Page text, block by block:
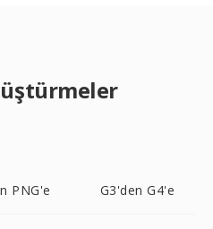
PNG'e G3'den G4'e